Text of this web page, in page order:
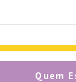
Quem